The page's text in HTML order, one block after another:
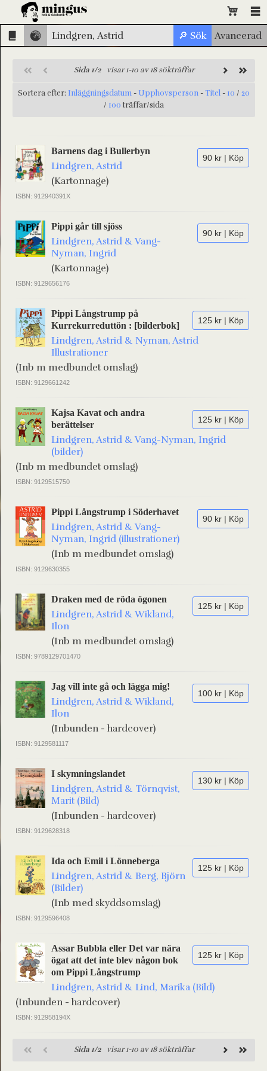
Sida 1/2visar 1-10 av 18 sökträffar
Sortera efter: Inläggningsdatum - Upphovsperson -Titel - 10 / 20
/ 100 träffar/sida
90 kr | Köp
Barnens dag i Bullerbyn
Lindgren, Astrid
(Kartonnage)
ISBN: 912940391X
90 kr | Köp
Pippi går till sjöss
Lindgren, Astrid & Vang-
Nyman, Ingrid
(Kartonnage)
ISBN: 9129656176
125 kr | Köp
Pippi Långstrump på
Kurrekurreduttön : [bilderbok]
Lindgren, Astrid & Nyman, Astrid
Illustrationer
(Inb m medbundet omslag)
ISBN: 9129661242
125 kr | Köp
Kajsa Kavat och andra
berättelser
Lindgren, Astrid & Vang-Nyman, Ingrid
(bilder)
(Inb m medbundet omslag)
ISBN: 9129515750
90 kr | Köp
Pippi Långstrump i Söderhavet
Lindgren, Astrid & Vang-
Nyman, Ingrid (illustrationer)
(Inb m medbundet omslag)
ISBN: 9129630355
125 kr | Köp
Draken med de röda ögonen
Lindgren, Astrid & Wikland,
Ilon
(Inb m medbundet omslag)
ISBN: 9789129701470
100 kr | Köp
Jag vill inte gå och lägga mig!
Lindgren, Astrid & Wikland,
Ilon
(Inbunden - hardcover)
ISBN: 9129581117
130 kr | Köp
I skymningslandet
Lindgren, Astrid & Törnqvist,
Marit (Bild)
(Inbunden - hardcover)
ISBN: 9129628318
125 kr | Köp
Ida och Emil i Lönneberga
Lindgren, Astrid & Berg, Björn
(Bilder)
(Inb med skyddsomslag)
ISBN: 9129596408
125 kr | Köp
Assar Bubbla eller Det var nära
ögat att det inte blev någon bok
om Pippi Långstrump
Lindgren, Astrid & Lind, Marika (Bild)
(Inbunden - hardcover)
ISBN: 912958194X
Sida 1/2visar 1-10 av 18 sökträffar